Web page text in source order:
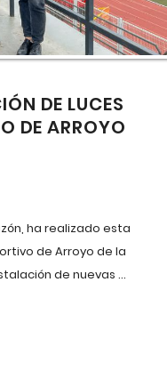
DE LUCES
DE ARROYO
ha realizado esta
de Arroyo de la
de nuevas ...